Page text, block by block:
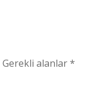
Gerekli alanlar*